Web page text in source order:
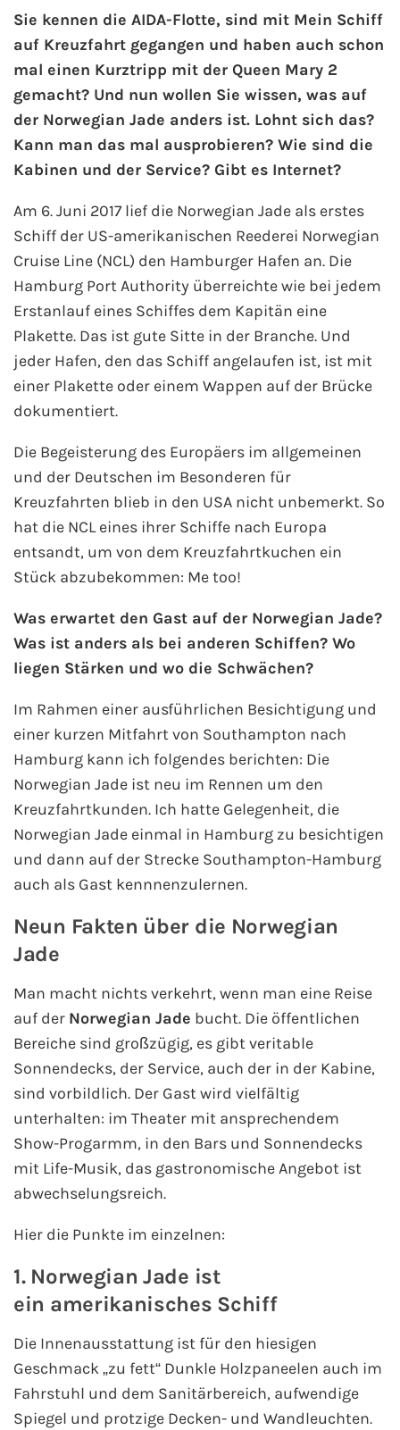
AIDA Kanaren & Madeira
AIDA Nordeuropa
AIDA Norwegen
AIDA Westeuropa
AIDA Ostsee
AIDA Orient
AIDA Adria
AIDA Nordamerika
AIDA Südostasien
AIDA Weltreisen
Alle AIDA Häfen
Mein Schiff Reiseziele
Mein Schiff Kanaren
Mein Schiff Mittelmeer
Mein Schiff Westeuropa
Mein Schiff Orient
Mein Schiff Nordamerika
Mein Schiff Ostsee
Mein Schiff Asien
Mittelmeer-Kreuzfahrt
Kanaren-Kreuzfahrt
Karibik-Kreuzfahrt
Ostsee-Kreuzfahrt
Westeuropa-Kreuzfahrt
Norwegen-Kreuzfahrt
Weltreise-Kreuzfahrt
Reedereien
Sie kennen die AIDA-Flotte, sind mit Mein Schiff
auf Kreuzfahrt gegangen und haben auch schon
mal einen Kurztripp mit der Queen Mary 2
gemacht? Und nun wollen Sie wissen, was auf
der Norwegian Jade anders ist. Lohnt sich das?
Kann man das mal ausprobieren? Wie sind die
Kabinen und der Service? Gibt es Internet?
Am 6. Juni 2017 lief die Norwegian Jade als erstes
Schiff der US-amerikanischen Reederei Norwegian
Cruise Line (NCL) den Hamburger Hafen an. Die
Hamburg Port Authority überreichte wie bei jedem
Erstanlauf eines Schiffes dem Kapitän eine
Plakette. Das ist gute Sitte in der Branche. Und
jeder Hafen, den das Schiff angelaufen ist, ist mit
einer Plakette oder einem Wappen auf der Brücke
dokumentiert.
Die Begeisterung des Europäers im allgemeinen
und der Deutschen im Besonderen für
Kreuzfahrten blieb in den USA nicht unbemerkt. So
hat die NCL eines ihrer Schiffe nach Europa
entsandt, um von dem Kreuzfahrtkuchen ein
Stück abzubekommen: Me too!
Was erwartet den Gast auf der Norwegian Jade?
Was ist anders als bei anderen Schiffen? Wo
liegen Stärken und wo die Schwächen?
Im Rahmen einer ausführlichen Besichtigung und
einer kurzen Mitfahrt von Southampton nach
Hamburg kann ich folgendes berichten: Die
Norwegian Jade ist neu im Rennen um den
Kreuzfahrtkunden. Ich hatte Gelegenheit, die
Norwegian Jade einmal in Hamburg zu besichtigen
und dann auf der Strecke Southampton-Hamburg
auch als Gast kennnenzulernen.
Neun Fakten über die Norwegian
Jade
Man macht nichts verkehrt, wenn man eine Reise
auf der Norwegian Jade bucht. Die öffentlichen
Bereiche sind großzügig, es gibt veritable
Sonnendecks, der Service, auch der in der Kabine,
sind vorbildlich. Der Gast wird vielfältig
unterhalten: im Theater mit ansprechendem
Show-Progarmm, in den Bars und Sonnendecks
mit Life-Musik, das gastronomische Angebot ist
abwechselungsreich.
Hier die Punkte im einzelnen:
1. Norwegian Jade ist
ein amerikanisches Schiff
Die Innenausstattung ist für den hiesigen
Geschmack „zu fett“ Dunkle Holzpaneelen auch im
Fahrstuhl und dem Sanitärbereich, aufwendige
Spiegel und protzige Decken- und Wandleuchten.